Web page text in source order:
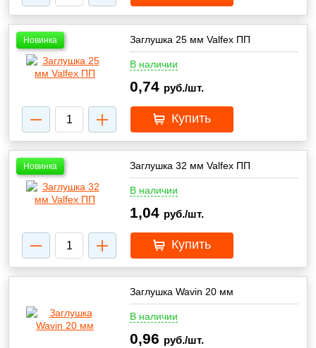
Новинка Заглушка 25 мм Valfex ПП
В наличии
0,74 руб./шт.
Купить
Новинка Заглушка 32 мм Valfex ПП
В наличии
1,04 руб./шт.
Купить
Заглушка Wavin 20 мм
В наличии
0,96 руб./шт.